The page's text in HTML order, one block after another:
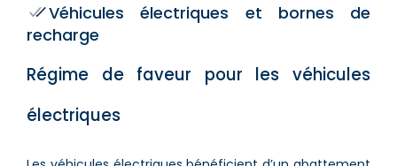
Véhicules électriques et bornes de
recharge
Régime de faveur pour les véhicules
électriques